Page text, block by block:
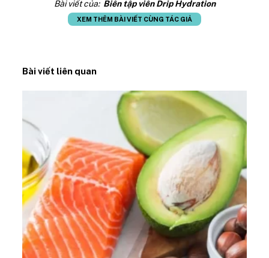
Bài viết của: Biên tập viên Drip Hydration
XEM THÊM BÀI VIẾT CÙNG TÁC GIẢ
Bài viết liên quan